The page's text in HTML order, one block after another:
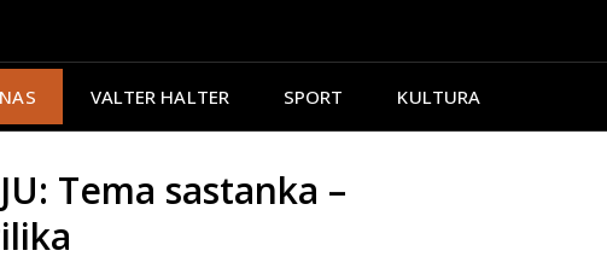
VALTER HALTER SPORT KULTURA
Tema sastanka –